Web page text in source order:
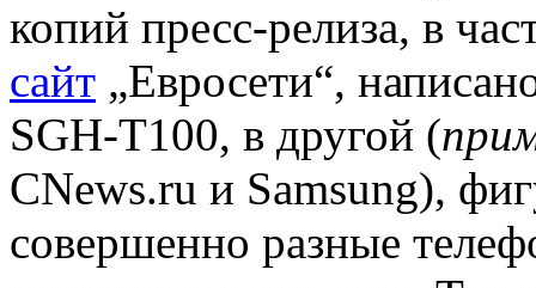
копий пресс-релиза, в
сайт „Евросети“,
SGH-T100, в другой (
CNews.ru и Samsung),
совершенно разные